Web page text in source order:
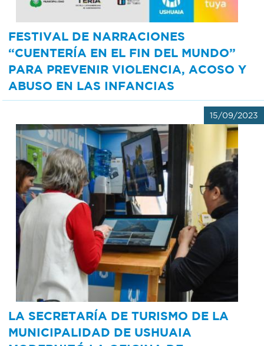
FESTIVAL DE NARRACIONES
“CUENTERÍA EN EL FIN DEL MUNDO”
PARA PREVENIR VIOLENCIA, ACOSO Y
ABUSO EN LAS INFANCIAS
15/09/2023
LA SECRETARÍA DE TURISMO DE LA
MUNICIPALIDAD DE USHUAIA